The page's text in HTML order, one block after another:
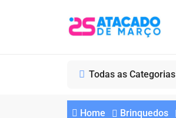
Todas as Categorias
Home Brinquedos